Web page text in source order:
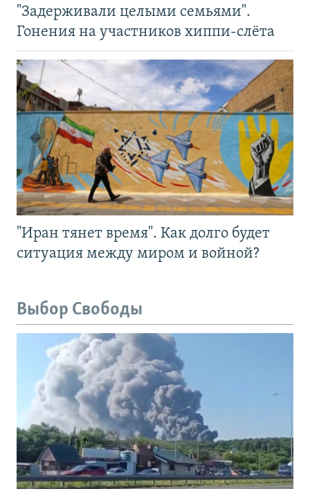
"Задерживали целыми семьями".
Гонения на участников хиппи-слёта
"Иран тянет время". Как долго будет
ситуация между миром и войной?
Выбор Свободы